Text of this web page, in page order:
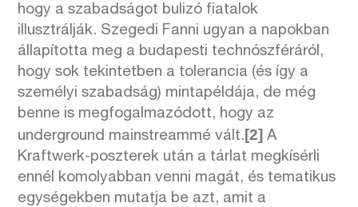
hogy a szabadságot bulizó fiatalok
illusztrálják. Szegedi Fanni ugyan a napokban
állapította meg a budapesti technószféráról,
hogy sok tekintetben a tolerancia (és így a
személyi szabadság) mintapéldája, de még
benne is megfogalmazódott, hogy az
underground mainstreammé vált.[2] A
Kraftwerk-poszterek után a tárlat megkísérli
ennél komolyabban venni magát, és tematikus
egységekben mutatja be azt, amit a